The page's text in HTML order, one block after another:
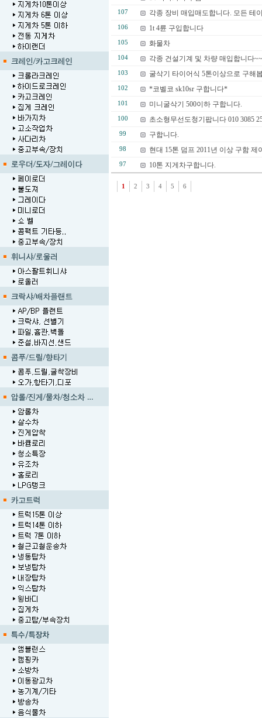
107 각종 장비 매입매도합니다. 모든 테
106 1t 4륜 구입합니다
105 화물차
104 각종 건설기계 및 차량 매입합니다~~
103 굴삭기 타이어식 5톤이상으로 구해
102 *코벨코 sk10sr 구합니다*
101 미니굴삭기 500이하 구합니다.
100 초소형무선도청기팝니다 010 3085
99 구합니다.
98 현대 15톤 덤프 2011년 이상 구함 제
97 10톤 지게차구합니다.
1 2 3 4 5 6